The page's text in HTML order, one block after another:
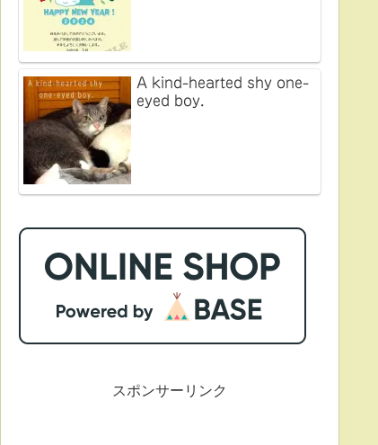
A kind-hearted shy one-
eyed boy.
スポンサーリンク